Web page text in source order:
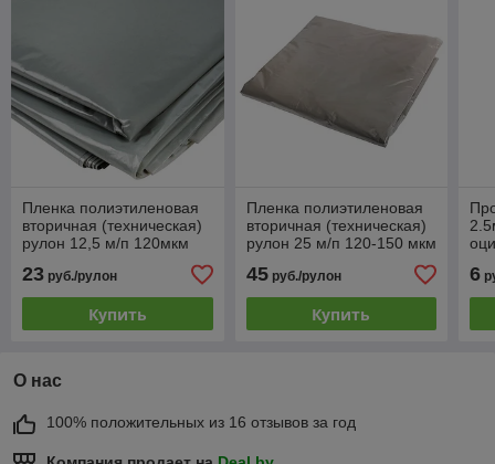
Пленка полиэтиленовая
вторичная (техническая)
рулон 12,5 м/п 120мкм
23 руб./рулон
Купить
Пленка полиэтиленовая
вторичная (техническая)
рулон 25 м/п 120-150 мкм
45руб./рулон
Купить
6
О нас
100% положительных из 16 отзывов за год